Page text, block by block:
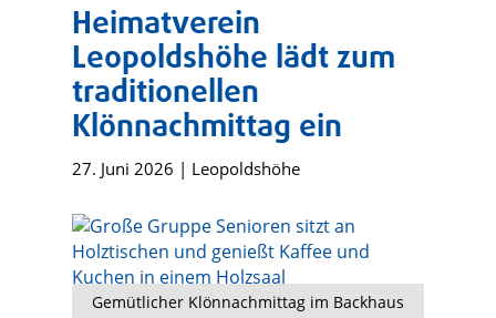
Heimatverein
Leopoldshöhe lädt zum
traditionellen
Klönnachmittag ein
27. Juni 2026 | Leopoldshöhe
Gemütlicher Klönnachmittag im Backhaus